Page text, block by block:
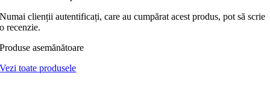
Numai clienții autentificați, care au cumpărat acest produs, pot să scrie
o recenzie.
Produse asemănătoare
Vezi toate produsele